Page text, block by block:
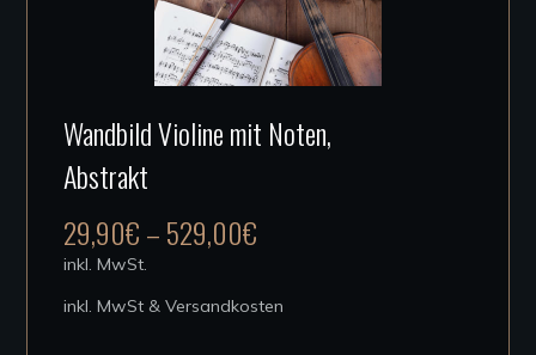
Produkt
Die
Wandbild Violine mit Noten,
Abstrakt
29,90€–529,00€
inkl. MwSt.
inkl. MwSt & Versandkosten